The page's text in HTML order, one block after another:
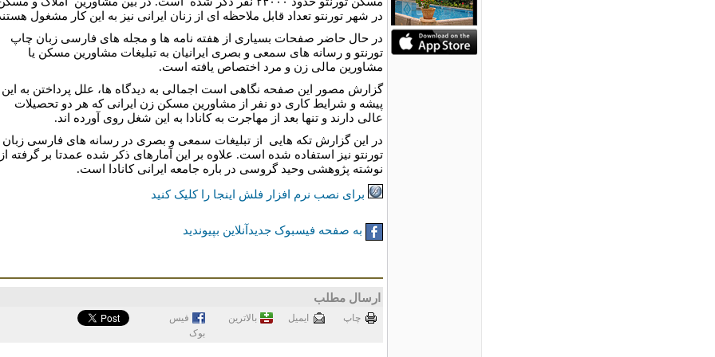
در شهر تورنتو تعداد قابل ملاحظه ای از زنان ایرانی نیز به این کار مشغول
در حال حاضر صفحات بسیاری از هفته نامه ها و مجله های فارسی زبان چاپ
تورنتو و رسانه های سمعی و بصری ایرانیان به تبلیغات مشاورین مسکن یا
مشاورین مالی زن و مرد اختصاص یافته است.
گزارش مصور اين صفحه نگاهی است اجمالی به دیدگاه ها، علل پرداختن به این
پیشه و شرایط کاری دو نفر از مشاورین مسکن زن ایرانی که هر دو تحصیلات
عالی دارند و تنها بعد از مهاجرت به کانادا به این شغل روی آورده اند.
در این گزارش تکه هایی از تبلیغات سمعی و بصری در رسانه های فارسی زبان
تورنتو نیز استفاده شده است. علاوه بر این آمارهای ذکر شده عمدتا بر گرفته از
نوشته پژوهشی وحید گروسی در باره جامعه ایرانی کانادا است.
برای نصب نرم افزار فلش اینجا را کلیک کنيد
به صفحه فیسبوک جدیدآنلاین بپیوندید
ارسال مطلب
چاپ ايميل بالاترین
فيس
بوک